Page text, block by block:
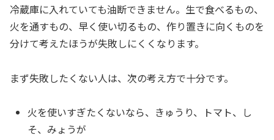
冷蔵庫に入れていても油断できません。生で食べるもの、
火を通すもの、早く使い切るもの、作り置きに向くものを
分けて考えたほうが失敗しにくくなります。
まず失敗したくない人は、次の考え方で十分です。
火を使いすぎたくないなら、きゅうり、トマト、し
そ、みょうが